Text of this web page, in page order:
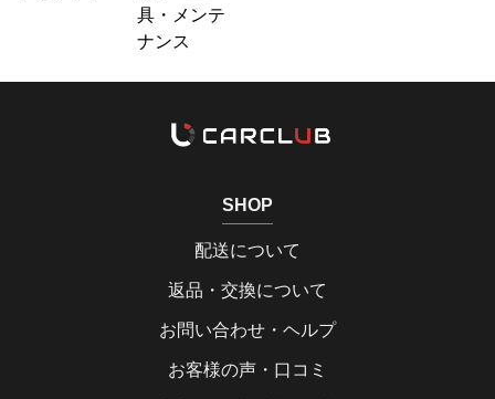
具・メンテ
ナンス
SHOP
配送について
返品・交換について
お問い合わせ・ヘルプ
お客様の声・口コミ